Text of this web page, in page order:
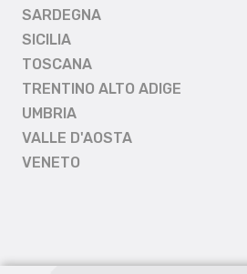
SARDEGNA
SICILIA
TOSCANA
TRENTINO ALTO ADIGE
UMBRIA
VALLE D'AOSTA
VENETO